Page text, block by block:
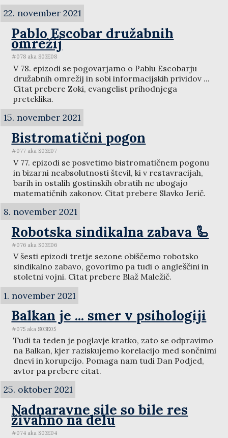
22. november 2021
Pablo Escobar družabnih
omrežij
#078 aka S03E08
V 78. epizodi se pogovarjamo o Pablu Escobarju
družabnih omrežij in sobi informacijskih prividov ...
Citat prebere Zoki, evangelist prihodnjega
preteklika.
15. november 2021
Bistromatični pogon
#077 aka S03E07
V 77. epizodi se posvetimo bistromatičnem pogonu
in bizarni neabsolutnosti števil, ki v restavracijah,
barih in ostalih gostinskih obratih ne ubogajo
matematičnih zakonov. Citat prebere Slavko Jerič.
8. november 2021
Robotska sindikalna zabava 🦾
#076 aka S03E06
V šesti epizodi tretje sezone obiščemo robotsko
sindikalno zabavo, govorimo pa tudi o angleščini in
stoletni vojni. Citat prebere Blaž Maležič.
1. november 2021
Balkan je ... smer v psihologiji
#075 aka S03E05
Tudi ta teden je poglavje kratko, zato se odpravimo
na Balkan, kjer raziskujemo korelacijo med sončnimi
dnevi in korupcijo. Pomaga nam tudi Dan Podjed,
avtor pa prebere citat.
25. oktober 2021
Nadnaravne sile so bile res
živahno na delu
#074 aka S03E04